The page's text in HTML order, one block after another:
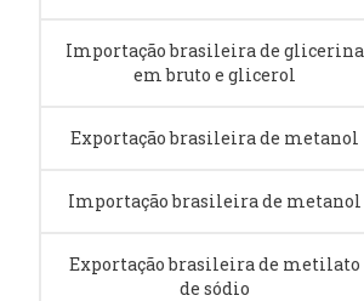
Importação brasileira de glicerina
em bruto e glicerol
Exportação brasileira de metanol
Importação brasileira de metanol
Exportação brasileira de metilato
de sódio